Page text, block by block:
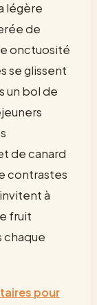
légère
de
onctuosité
se glissent
un bol de
de canard
contrastes
à
fruit
chaque
pour